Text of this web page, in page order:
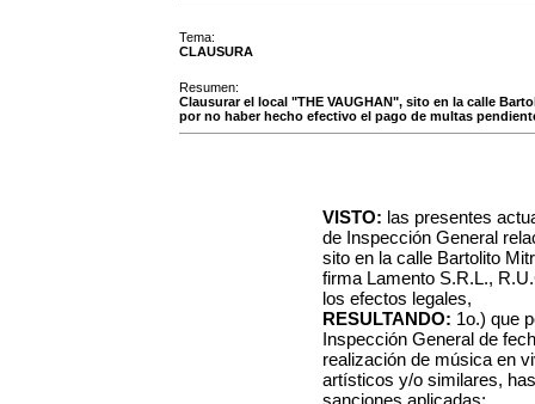
Tema:
CLAUSURA
Resumen:
Clausurar el local "THE VAUGHAN", sito en la calle
por no haber hecho efectivo el pago de multas
VISTO: las presentes
de Inspección General
sito en la calle Bartolito
firma Lamento S.R.L.,
los efectos legales,
RESULTANDO: 1o.) que
Inspección General de
realización de música en
artísticos y/o similares,
sanciones aplicadas;